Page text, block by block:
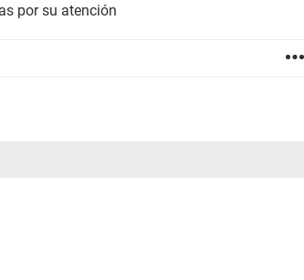
por su atención